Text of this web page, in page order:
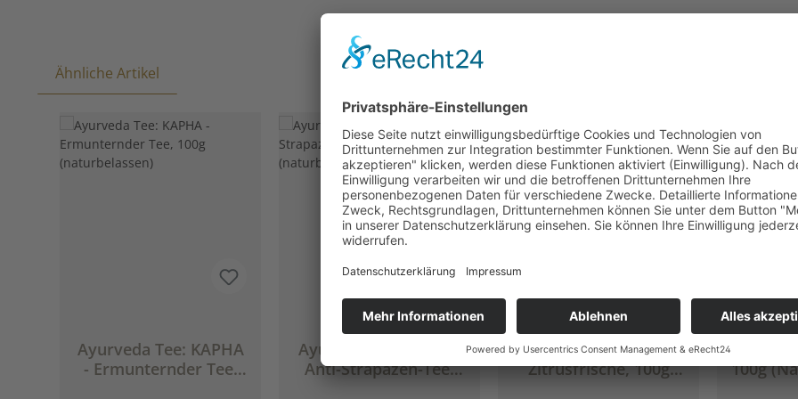
Ähnliche Artikel
Produktgalerie überspringen
Ayurveda Tee: KAPHA
- Ermunternder Tee,
Ayurveda Tee: VATA -
Anti-Strapazen-Tee,
Ingwer &
Zitrusfrische, 100g
100g (Naturbelassener